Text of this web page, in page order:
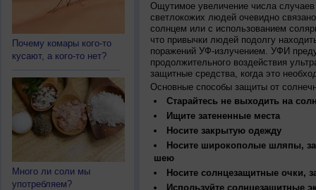
Почему комары кого-то
кусают, а кого-то нет?
Много ли соли мы
употребляем?
Ощутимое увеличение числа
светлокожих людей очевидно
солнцем или с использованием
что привычки людей подолгу
поражений УФ-излучением. УФИ
продолжительного воздействия
защитные средства, когда это
Основные способы защиты от
Старайтесь не выходить на
Ищите затененные места
Носите закрытую одежду
Носите широкополые шляпы,
шею
Носите солнцезащитные очки,
Используйте солнцезащитные